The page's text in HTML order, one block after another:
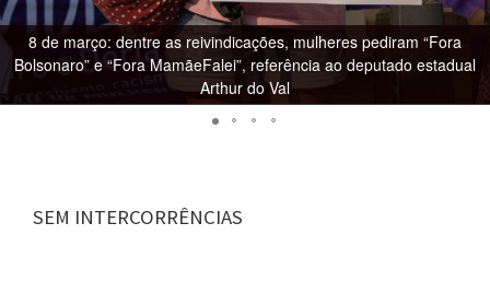
8 de março: dentre as reivindicações, mulheres pediram “Fora
Bolsonaro” e “Fora MamãeFalei”, referência ao deputado estadual
Arthur do Val
SEM INTERCORRÊNCIAS